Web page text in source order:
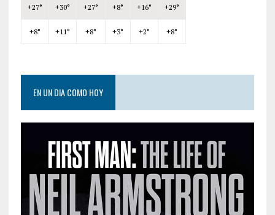
+27° +30° +27° +8° +16° +29°
+8° +11° +8° +3° +2° +8°
EN UN DIA COMO HOY